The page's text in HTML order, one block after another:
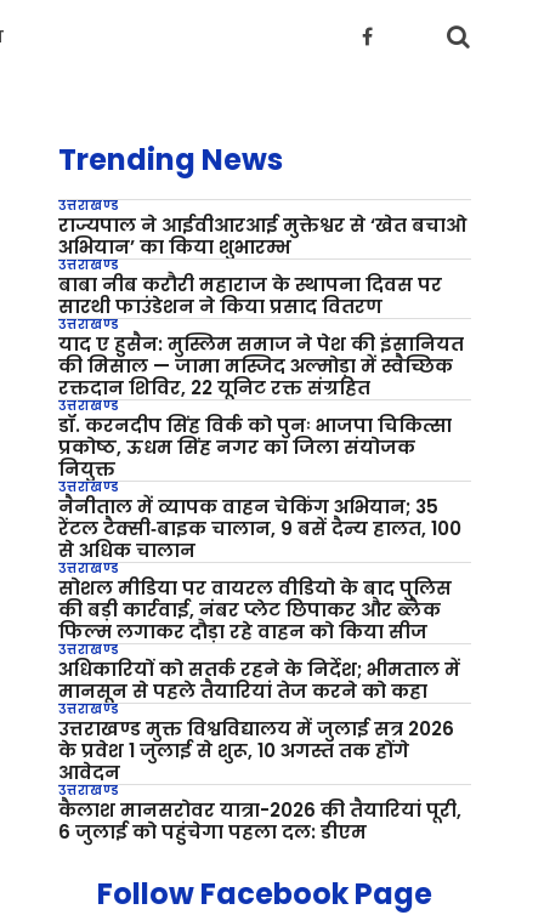
Trending News
उत्तराखण्ड
राज्यपाल ने आईवीआरआई मुक्तेश्वर से ‘खेत बचाओ
अभियान’ का किया शुभारम्भ
उत्तराखण्ड
बाबा नीब करौरी महाराज के स्थापना दिवस पर
सारथी फाउंडेशन ने किया प्रसाद वितरण
उत्तराखण्ड
याद ए हुसैन: मुस्लिम समाज ने पेश की इंसानियत
की मिसाल — जामा मस्जिद अल्मोड़ा में स्वैच्छिक
रक्तदान शिविर, 22 यूनिट रक्त संग्रहित
उत्तराखण्ड
डॉ. करनदीप सिंह विर्क को पुनः भाजपा चिकित्सा
प्रकोष्ठ, ऊधम सिंह नगर का जिला संयोजक
नियुक्त
उत्तराखण्ड
नैनीताल में व्यापक वाहन चेकिंग अभियान; 35
रेंटल टैक्सी‑बाइक चालान, 9 बसें दैन्य हालत, 100
से अधिक चालान
उत्तराखण्ड
सोशल मीडिया पर वायरल वीडियो के बाद पुलिस
की बड़ी कार्रवाई, नंबर प्लेट छिपाकर और ब्लैक
फिल्म लगाकर दौड़ा रहे वाहन को किया सीज
उत्तराखण्ड
अधिकारियों को सतर्क रहने के निर्देश; भीमताल में
मानसून से पहले तैयारियां तेज करने को कहा
उत्तराखण्ड
उत्तराखण्ड मुक्त विश्वविद्यालय में जुलाई सत्र 2026
के प्रवेश 1 जुलाई से शुरू, 10 अगस्त तक होंगे
आवेदन
उत्तराखण्ड
कैलाश मानसरोवर यात्रा-2026 की तैयारियां पूरी,
6 जुलाई को पहुंचेगा पहला दल: डीएम
Follow Facebook Page